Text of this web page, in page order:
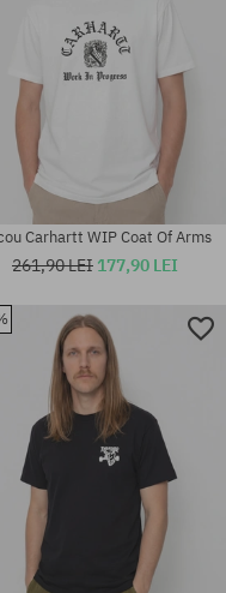
existente:
Carhartt WIP Coat Of Arms
261,90 LEI 177,90 LEI